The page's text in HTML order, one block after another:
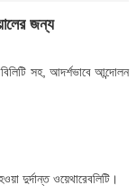
জন্য
সহ, আদর্শভাবে আন্দোলন
দুর্দান্ত ওয়েথারেবলিটি।